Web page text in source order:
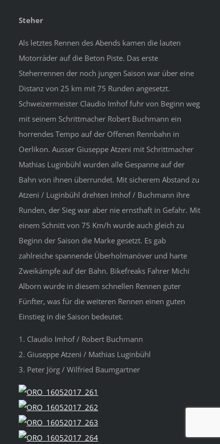
Steher
Als letztes Rennen des Abends kamen die lauten
Motorräder auf die Beton Piste. Das erste
Steherrennen der noch jungen Saison war über eine
Distanz von 25 km mit 75 Runden angesetzt.
Schweizermeister Claudio Imhof fuhr von Beginn weg
mit seinem Schrittmacher Robert Buchmann ein
horrendes Tempo auf der Offenen Rennbahn in
Oerlikon. Ausser Giuseppe Atzeni mit Schrittmacher
Mathias Luginbühl wurden alle Gespanne auf der
Bahn von ihnen überrundet. Mit sicherem Abstand zu
Atzeni / Luginbühl drehten Imhof / Buchmann ihre
Runden, der Sieg war aber nie ernsthaft in Gefahr. Mit
einem Schnitt von 75 Km/h wurde auch gleich zu
Beginn der Saison die Marke gesetzt. Es gab
zahlreiche spannende Überholmanöver und harte
Zweikämpfe auf der Bahn. Bikefreaks Fahrer Michi
Alborn wurde in diesem schnellen Rennen guter
Fünfter, was für die weiteren Rennen einen guten
Einstieg in die Saison bedeutet.
1. Claudio Imhof / Robert Buchmann
2. Giuseppe Atzeni / Mathias Luginbühl
3. Peter Jörg / Wilfried Baumgartner